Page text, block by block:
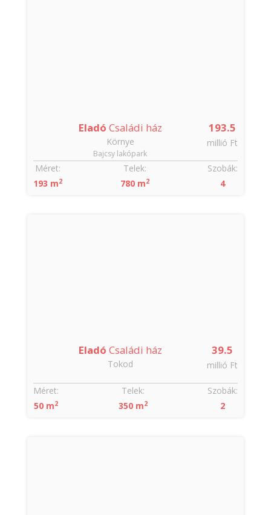
193.5
millió Ft
Eladó Családi ház
Környe
Bajcsy lakópark
Szobák:
4
Méret:
193 m2
Telek:
780 m2
39.5
millió Ft
Eladó Családi ház
Tokod
Szobák:
2
Méret:
50 m2
Telek:
350 m2